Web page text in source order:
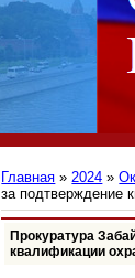
Главная »2024 »
за подтверждение
Прокуратура
квалификации